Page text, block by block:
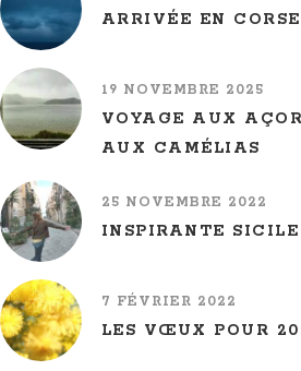
ARRIVÉE EN CORSE
19 NOVEMBRE 2025
VOYAGE AUX
AUX CAMÉLIAS
25 NOVEMBRE 2022
INSPIRANTE SICILE
7 FÉVRIER 2022
LES VŒUX POUR